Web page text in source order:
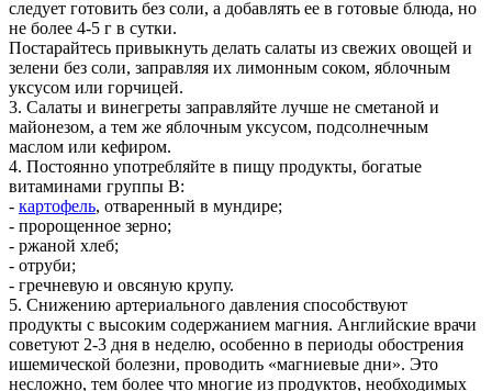
следует готовить без соли, а добавлять ее в готовые блюда, но
не более 4-5 г в сутки.
Постарайтесь привыкнуть делать салаты из свежих овощей и
зелени без соли, заправляя их лимонным соком, яблочным
уксусом или горчицей.
3. Салаты и винегреты заправляйте лучше не сметаной и
майонезом, а тем же яблочным уксусом, подсолнечным
маслом или кефиром.
4. Постоянно употребляйте в пищу продукты, богатые
витаминами группы В:
- картофель, отваренный в мундире;
- пророщенное зерно;
- ржаной хлеб;
- отруби;
- гречневую и овсяную крупу.
5. Снижению артериального давления способствуют
продукты с высоким содержанием магния. Английские врачи
советуют 2-3 дня в неделю, особенно в периоды обострения
ишемической болезни, проводить «магниевые дни». Это
несложно, тем более что многие из продуктов, необходимых